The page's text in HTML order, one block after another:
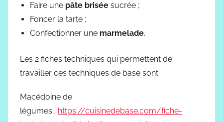
Faire une pâte brisée sucrée ;
Foncer la tarte ;
Confectionner une marmelade.
Les 2 fiches techniques qui permettent de
travailler ces techniques de base sont :
Macédoine de
légumes : https://cuisinedebase.com/fiche-